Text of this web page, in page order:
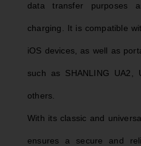
data transfer purposes
charging. It is compatible
iOS devices, as well as
such as SHANLING UA2,
others.
With its classic and
ensures a secure and